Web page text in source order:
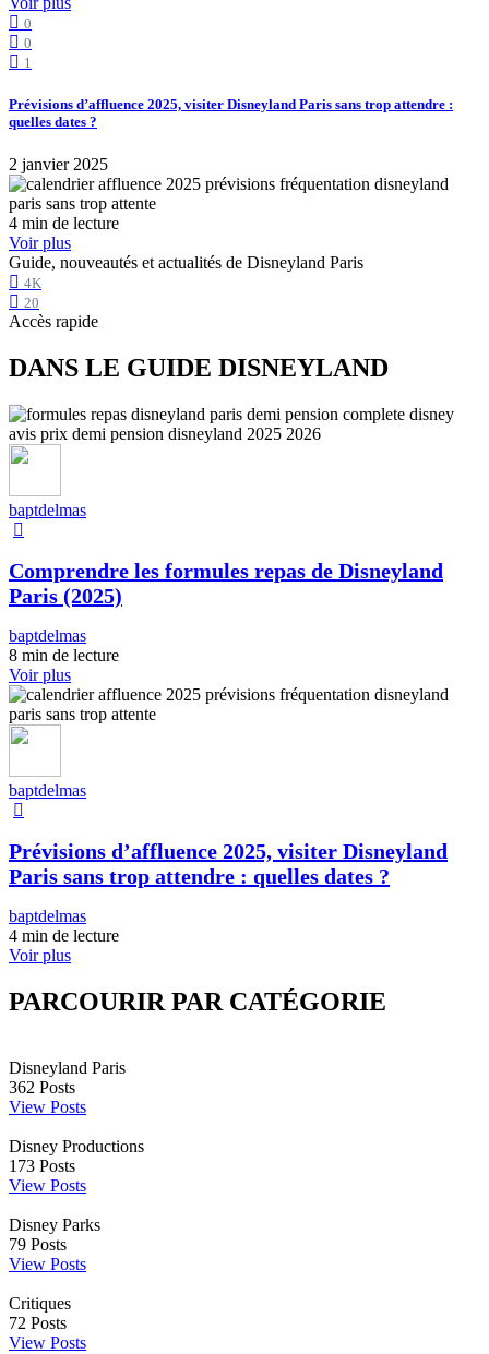
0
0
1
Prévisions d’affluence 2025, visiter Disneyland Paris sans trop attendre :
quelles dates ?
2 janvier 2025
4 min de lecture
Voir plus
Guide, nouveautés et actualités de Disneyland Paris
4K
20
Accès rapide
DANS LE GUIDE DISNEYLAND
baptdelmas
Comprendre les formules repas de Disneyland
Paris (2025)
baptdelmas
8 min de lecture
Voir plus
baptdelmas
Prévisions d’affluence 2025, visiter Disneyland
Paris sans trop attendre : quelles dates ?
baptdelmas
4 min de lecture
Voir plus
PARCOURIR PAR CATÉGORIE
Disneyland Paris
362 Posts
View Posts
Disney Productions
173 Posts
View Posts
Disney Parks
79 Posts
View Posts
Critiques
72 Posts
View Posts